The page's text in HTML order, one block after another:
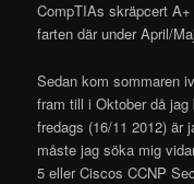
CompTIAs skräpcert
farten där under April/
Sedan kom sommaren
fram till i Oktober då jag
fredags (16/11 2012) är
måste jag söka mig
5 eller Ciscos CCNP